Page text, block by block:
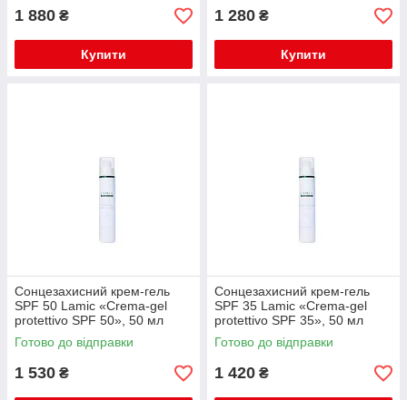
1 880 ₴
Купити
1 280 ₴
Купити
Сонцезахисний крем-гель
SPF 50 Lamic «Crema-gel
protettivo SPF 50», 50 мл
Готово до відправки
1 530 ₴
Сонцезахисний крем-гель
SPF 35 Lamic «Crema-gel
protettivo SPF 35», 50 мл
Готово до відправки
1 420 ₴